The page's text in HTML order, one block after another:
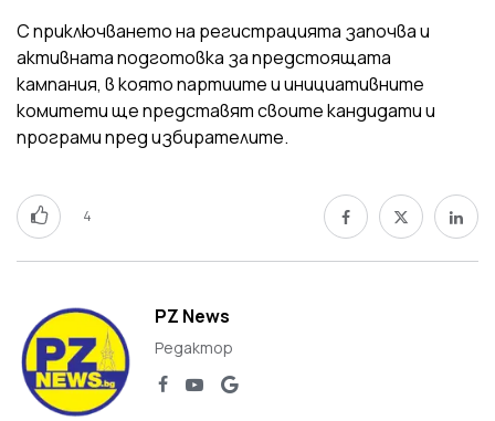
С приключването на регистрацията започва и
активната подготовка за предстоящата
кампания, в която партиите и инициативните
комитети ще представят своите кандидати и
програми пред избирателите.
4
PZ News
Редактор